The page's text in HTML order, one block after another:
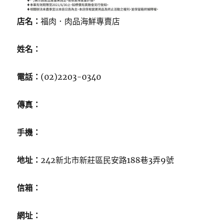
店名：福肉．肉品海鮮專賣店
姓名：
電話： (02)2203-0340
傳真：
手機：
地址：242新北市新莊區民安路188巷3弄9號
信箱：
網址：